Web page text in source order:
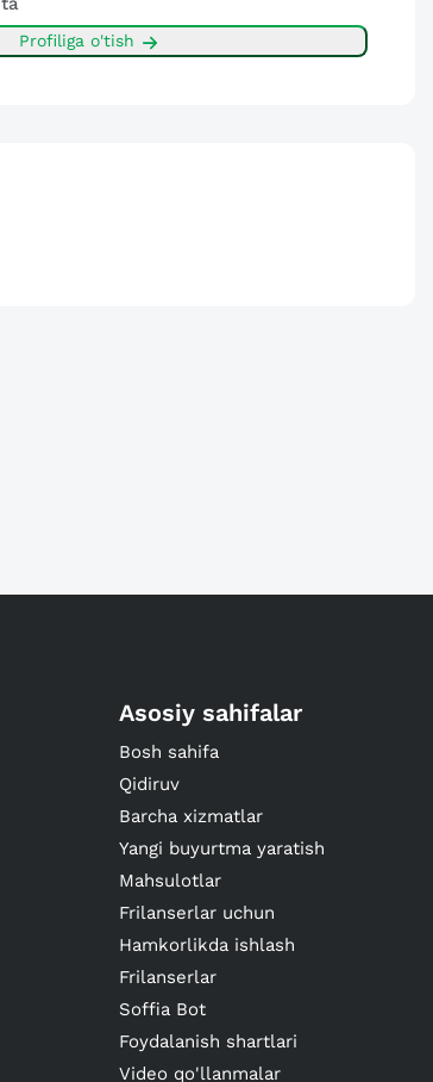
Profiliga o'tish
Asosiy sahifalar
Bosh sahifa
Qidiruv
Barcha xizmatlar
Yangi buyurtma yaratish
Mahsulotlar
Frilanserlar uchun
Hamkorlikda ishlash
Frilanserlar
Soffia Bot
Foydalanish shartlari
Video qo'llanmalar